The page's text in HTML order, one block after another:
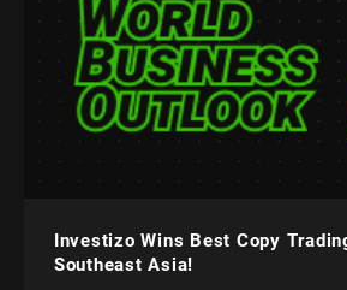
Investizo Wins Best Copy
Southeast Asia!